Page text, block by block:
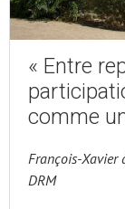
« Entre
comme
François-Xavier
DRM